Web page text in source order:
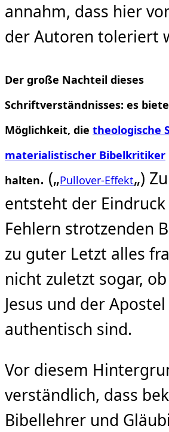
annahm, dass hier
der Autoren toleriert
Der große Nachteil dieses
Schriftverständnisses: es
Möglichkeit, die theologische
materialistischer Bibelkritiker
halten. („Pullover-Effekt„)
entsteht der
Fehlern strotzenden
zu guter Letzt alles
nicht zuletzt sogar,
Jesus und der
authentisch sind.
Vor diesem
verständlich, dass
Bibellehrer und